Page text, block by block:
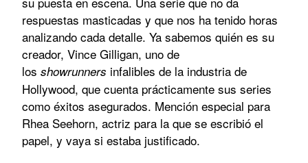
respuestas masticadas y que nos ha tenido horas
analizando cada detalle. Ya sabemos quién es su
creador, Vince Gilligan, uno de
los showrunners infalibles de la industria de
Hollywood, que cuenta prácticamente sus series
como éxitos asegurados. Mención especial para
Rhea Seehorn, actriz para la que se escribió el
papel, y vaya si estaba justificado.